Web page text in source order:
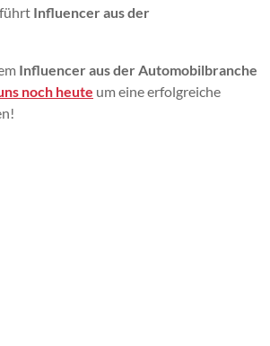
Influencer aus der
Influencer aus der Automobilbranche
noch heute um eine erfolgreiche